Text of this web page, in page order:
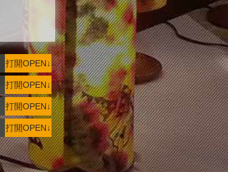
打開OPEN↓
打開OPEN↓
打開OPEN↓
打開OPEN↓